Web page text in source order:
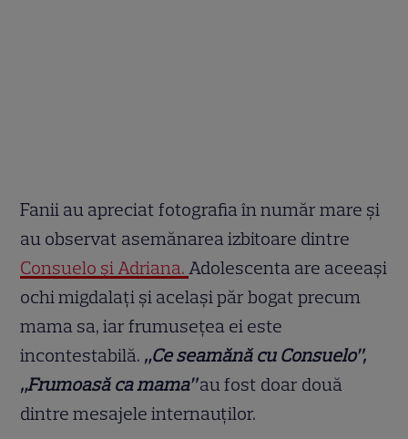
Fanii au apreciat fotografia în număr mare și
au observat asemănarea izbitoare dintre
Consuelo și Adriana. Adolescenta are aceeași
ochi migdalați și același păr bogat precum
mama sa, iar frumusețea ei este
incontestabilă. „Ce seamănă cu Consuelo”,
„Frumoasă ca mama”au fost doar două
dintre mesajele internauților.